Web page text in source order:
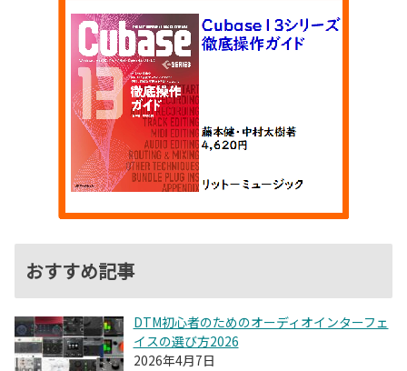
おすすめ記事
DTM初心者のためのオーディオインターフェ
イスの選び方2026
2026年4月7日